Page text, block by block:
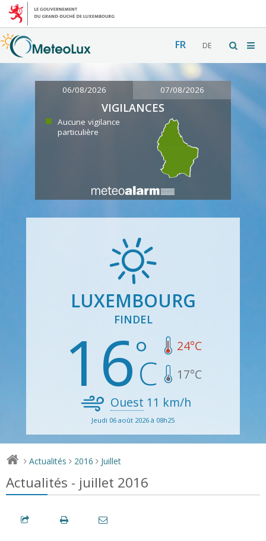
FR DE
06/08/2026 07/08/2026
VIGILANCES
Aucune vigilance
particulière
LUXEMBOURG
FINDEL
16 24°C
17°C
Ouest 11 km/h
Jeudi 06 août 2026 à 08h25
> Actualités > 2016 > Juillet
Actualités - juillet 2016